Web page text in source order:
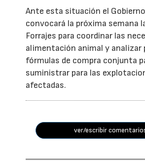
Ante esta situación el
convocará la próxima semana
Forrajes para coordinar las
alimentación animal y analizar
fórmulas de compra conjunta
suministrar para las
afectadas.
ver/escribir